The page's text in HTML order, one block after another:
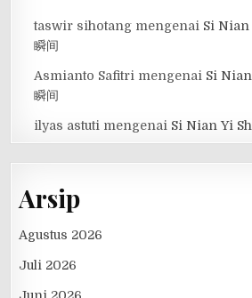
taswir sihotang mengenai Si Nian
瞬间
Asmianto Safitri mengenai Si
瞬间
ilyas astuti mengenai Si Nian Yi
Arsip
Agustus 2026
Juli 2026